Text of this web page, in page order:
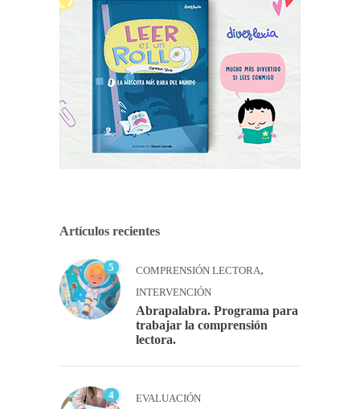
Artículos recientes
5 COMPRENSIÓN LECTORA,
INTERVENCIÓN
Abrapalabra. Programa para
trabajar la comprensión
lectora.
4 EVALUACIÓN